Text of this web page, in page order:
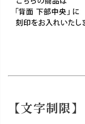
【文字制限】